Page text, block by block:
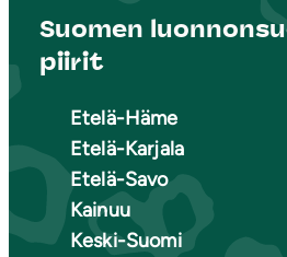
Suomen
piirit
Etelä-Häme
Etelä-Karjala
Etelä-Savo
Kainuu
Keski-Suomi